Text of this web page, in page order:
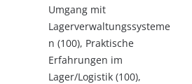
Umgang mit
Lagerverwaltungssysteme
n (100), Praktische
Erfahrungen im
Lager/Logistik (100),